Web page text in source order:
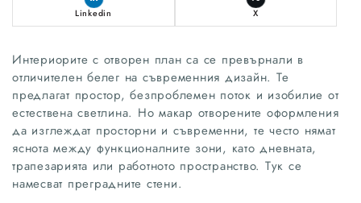
Linkedin X
Интериорите с отворен план са се превърнали в
отличителен белег на съвременния дизайн. Те
предлагат простор, безпроблемен поток и изобилие от
естествена светлина. Но макар отворените оформления
да изглеждат просторни и съвременни, те често нямат
яснота между функционалните зони, като дневната,
трапезарията или работното пространство. Тук се
намесват преградните стени.